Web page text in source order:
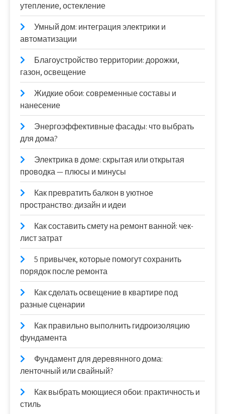
утепление, остекление
Умный дом: интеграция электрики и
автоматизации
Благоустройство территории: дорожки,
газон, освещение
Жидкие обои: современные составы и
нанесение
Энергоэффективные фасады: что выбрать
для дома?
Электрика в доме: скрытая или открытая
проводка — плюсы и минусы
Как превратить балкон в уютное
пространство: дизайн и идеи
Как составить смету на ремонт ванной: чек-
лист затрат
5 привычек, которые помогут сохранить
порядок после ремонта
Как сделать освещение в квартире под
разные сценарии
Как правильно выполнить гидроизоляцию
фундамента
Фундамент для деревянного дома:
ленточный или свайный?
Как выбрать моющиеся обои: практичность и
стиль